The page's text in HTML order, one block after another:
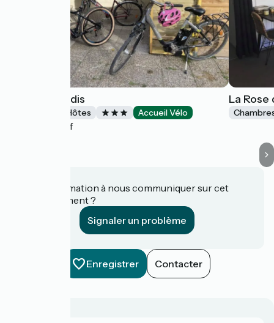
Le Vrai Paradis
Chambres d'Hôtes Accueil Vélo
Estrébœuf
La Rose
Une information à nous communiquer sur cet
établissement ?
Signaler un problème
Enregistrer Contacter